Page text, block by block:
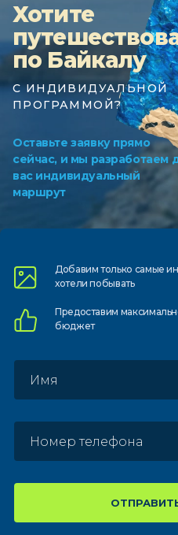
Хотите
по Байкалу
С ИНДИВИДУАЛЬНОЙ
ПРОГРАММОЙ?
Оставьте заявку прямо
сейчас, и мы разработаем
вас индивидуальный
маршрут
Добавим только самые
хотели побывать
Предоставим
бюджет